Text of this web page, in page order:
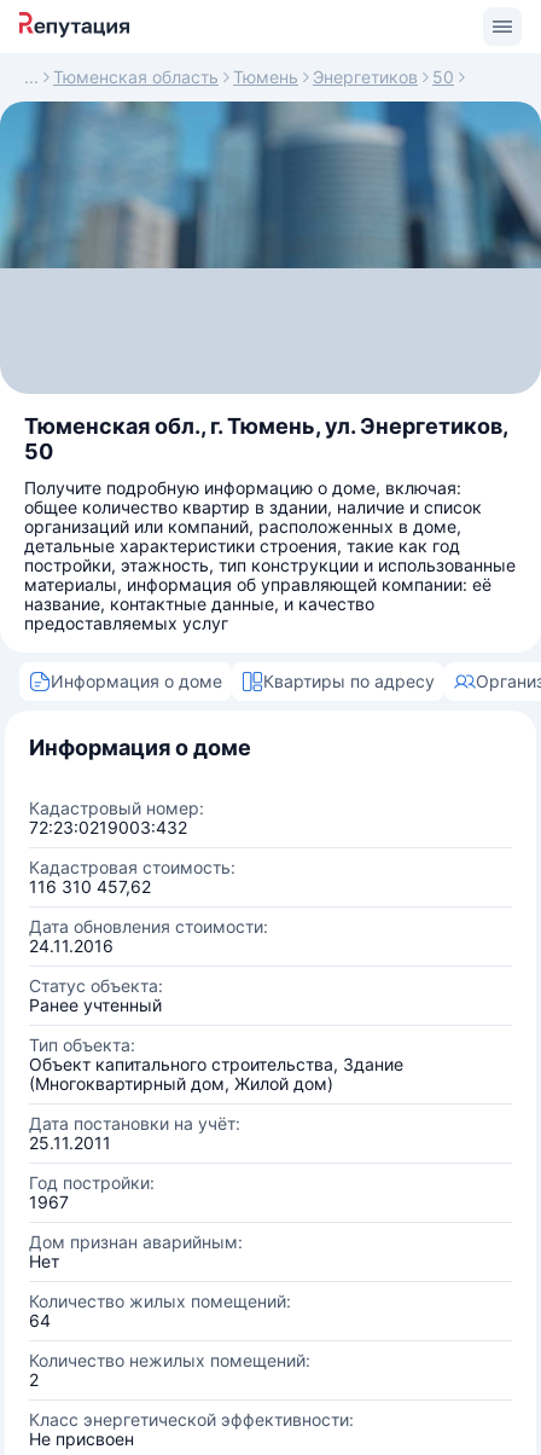
Тюменская область Тюмень Энергетиков 50
Тюменская обл., г. Тюмень, ул. Энергетиков,
50
Получите подробную информацию о доме, включая:
общее количество квартир в здании, наличие и список
организаций или компаний, расположенных в доме,
детальные характеристики строения, такие как год
постройки, этажность, тип конструкции и использованные
материалы, информация об управляющей компании: её
название, контактные данные, и качество
предоставляемых услуг
Информация о доме Квартиры по адресу
Информация о доме
Кадастровый номер:
72:23:0219003:432
Кадастровая стоимость:
116 310 457,62
Дата обновления стоимости:
24.11.2016
Статус объекта:
Ранее учтенный
Тип объекта:
Объект капитального строительства, Здание
(Многоквартирный дом, Жилой дом)
Дата постановки на учёт:
25.11.2011
Год постройки:
1967
Дом признан аварийным:
Нет
Количество жилых помещений:
64
Количество нежилых помещений:
2
Класс энергетической эффективности:
Не присвоен